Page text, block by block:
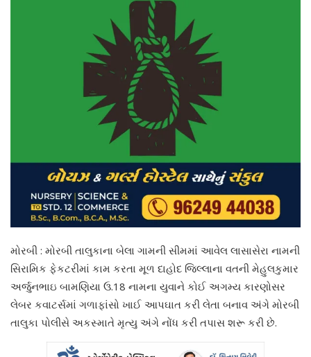
મોરબી : મોરબી તાલુકાના બેલા ગામની સીમમાં આવેલ લાસાસેરા નામની
સિરામિક ફેકટરીમાં કામ કરતા મૂળ દાહોદ જિલ્લાના વતની મેહુલકુમાર
અર્જુનભાઇ બામણિયા ઉ.18 નામના યુવાને કોઈ અગમ્ય કારણોસર
લેબર કવાટર્સમાં ગળાફાંસો ખાઈ આપઘાત કરી લેતા બનાવ અંગે મોરબી
તાલુકા પોલીસે અકસ્માતે મૃત્યુ અંગે નોંધ કરી તપાસ શરૂ કરી છે.